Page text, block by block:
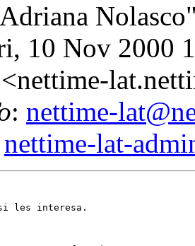
10 Nov 2000
: nettime-
nettime-lat-
les interesa.